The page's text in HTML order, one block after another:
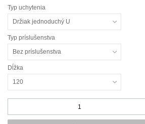
Typ uchytenia
Držiak jednoduchý U
Typ príslušenstva
Bez príslušenstva
Dĺžka
120